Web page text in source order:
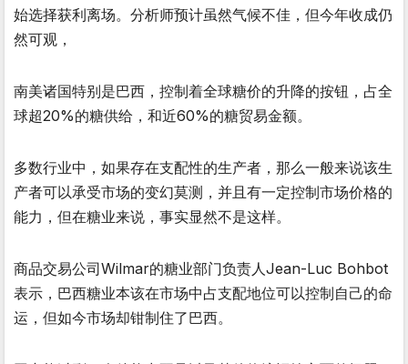
始选择获利离场。分析师预计虽然气候不佳，但今年收成仍
然可观，
南美诸国特别是巴西，控制着全球糖价的升降的按钮，占全
球超20%的糖供给，和近60%的糖贸易金额。
多数行业中，如果存在支配性的生产者，那么一般来说该生
产者可以承受市场的变幻莫测，并且有一定控制市场价格的
能力，但在糖业来说，事实显然不是这样。
商品交易公司Wilmar的糖业部门负责人Jean-Luc Bohbot
表示，巴西糖业本该在市场中占支配地位可以控制自己的命
运，但如今市场却钳制住了巴西。